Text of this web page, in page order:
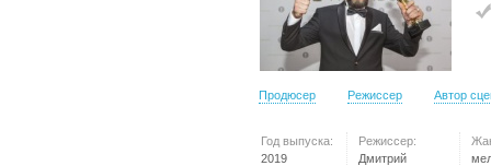
Продюсер Режиссер Автор
Год выпуска:
2019
Режиссер:
Дмитрий